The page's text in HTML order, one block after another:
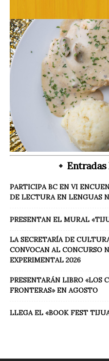
Entradas
PARTICIPA BC EN VI
DE LECTURA EN LENGUAS
PRESENTAN EL MURAL
LA SECRETARÍA DE
CONVOCAN AL CONCURSO
EXPERIMENTAL 2026
PRESENTARÁN LIBRO «LOS
FRONTERAS» EN AGOSTO
LLEGA EL «BOOK FEST